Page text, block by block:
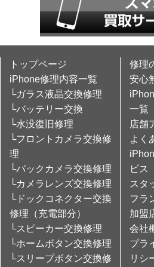
トップページ
iPhone修理内容一覧
└ガラス液晶交換修理
└バッテリー交換
└水没復旧修理
└フロントカメラ交換修
理
└バックカメラ交換修理
└カメラレンズ交換修理
└ドックコネクター交換
修理（充電部分）
└スピーカー交換修理
└ホームボタン交換修理
└スリープボタン交換修
修理
安心
一覧
店舗
よく
ビス
スタ
フラ
加盟
会社
プラ
リシ